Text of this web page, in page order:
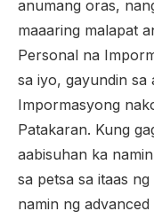
anumang oras,
maaaring malapat
Personal na
sa iyo, gayundin sa
Impormasyong
Patakaran. Kung
aabisuhan ka
sa petsa sa itaas
namin ng